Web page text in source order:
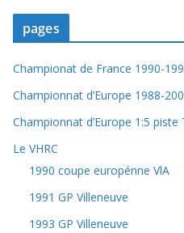
pages
Championat de France 1990-
Championnat d’Europe 1988-
Championnat d’Europe 1:5
Le VHRC
1990 coupe europénne VlA
1991 GP Villeneuve
1993 GP Villeneuve